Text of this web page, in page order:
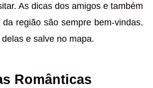
As dicas dos amigos e também
região são sempre bem-vindas.
e salve no mapa.
Românticas